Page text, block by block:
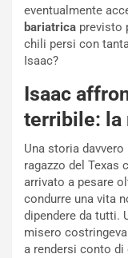
eventualmente
bariatrica previsto
chili persi con
Isaac?
Isaac
terribile: la
Una storia
ragazzo del Texas
arrivato a pesare
condurre una vita
dipendere da tutti.
misero
a rendersi conto